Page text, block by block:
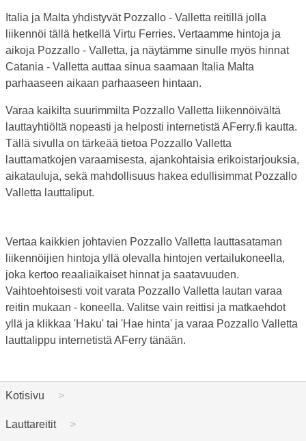
Italia ja Malta yhdistyvät Pozzallo - Valletta reitillä jolla
liikennöi tällä hetkellä Virtu Ferries. Vertaamme hintoja ja
aikoja Pozzallo - Valletta, ja näytämme sinulle myös hinnat
Catania - Valletta auttaa sinua saamaan Italia Malta
parhaaseen aikaan parhaaseen hintaan.
Varaa kaikilta suurimmilta Pozzallo Valletta liikennöivältä
lauttayhtiöltä nopeasti ja helposti internetistä AFerry.fi kautta.
Tällä sivulla on tärkeää tietoa Pozzallo Valletta
lauttamatkojen varaamisesta, ajankohtaisia erikoistarjouksia,
aikatauluja, sekä mahdollisuus hakea edullisimmat Pozzallo
Valletta lauttaliput.
Vertaa kaikkien johtavien Pozzallo Valletta lauttasataman
liikennöijien hintoja yllä olevalla hintojen vertailukoneella,
joka kertoo reaaliaikaiset hinnat ja saatavuuden.
Vaihtoehtoisesti voit varata Pozzallo Valletta lautan varaa
reitin mukaan - koneella. Valitse vain reittisi ja matkaehdot
yllä ja klikkaa 'Haku' tai 'Hae hinta' ja varaa Pozzallo Valletta
lauttalippu internetistä AFerry tänään.
Kotisivu
Lauttareitit